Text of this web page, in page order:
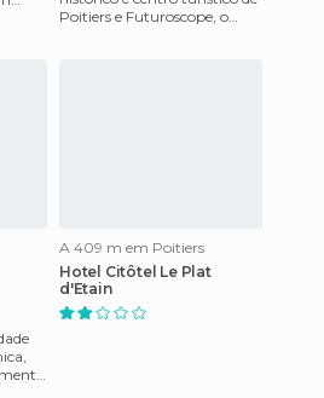
Poitiers e Futuroscope, o
A 409 m em Poitiers
Hotel Citôtel Le Plat
d'Etain